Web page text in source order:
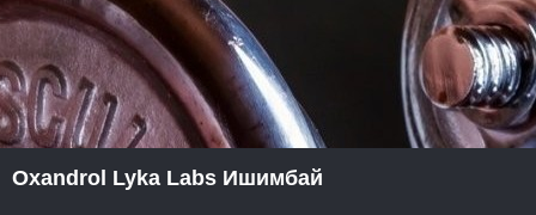
Oxandrol Lyka Labs Ишимбай